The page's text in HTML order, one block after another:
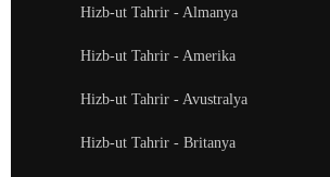
Hizb-ut Tahrir - Almanya
Hizb-ut Tahrir - Amerika
Hizb-ut Tahrir - Avustralya
Hizb-ut Tahrir - Britanya